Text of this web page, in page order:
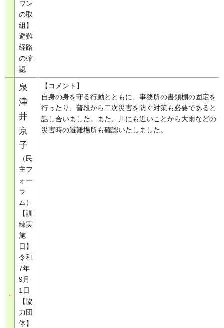
ワン
の取
組】
避難
経路
の確
認
泉
津
井
京
子
（民
主フ
ォー
ラ
ム）
【訓
練実
施
日】
令和
7年
9月
1日
【協
力団
体】
【コメント】
自身の身を守る行動とともに、事務所の書類棚の固定を
行ったり、普段から二次災害を防ぐ対策も必要であると
話し合いました。また、川にも近いことから大雨などの
災害時の避難場所も確認いたしました。